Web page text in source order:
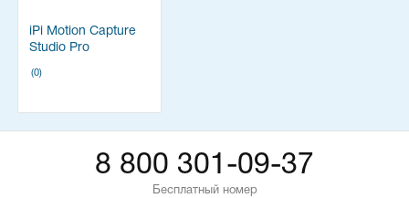
iPi Motion Capture
Studio Pro
(0)
8 800 301-09-37
Бесплатный номер